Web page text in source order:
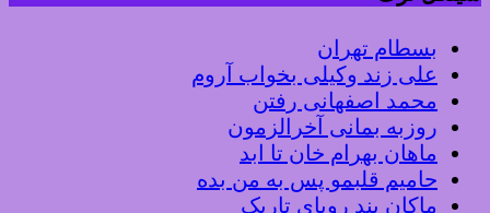
بسطام تهران
علی زند وکیلی بخواب آروم
محمد اصفهانی رفتن
روزبه بمانی آخرالزمون
ماهان بهرام خان تا ابد
حامیم قلبمو پس به من بده
ماکان بند رویای تاریک